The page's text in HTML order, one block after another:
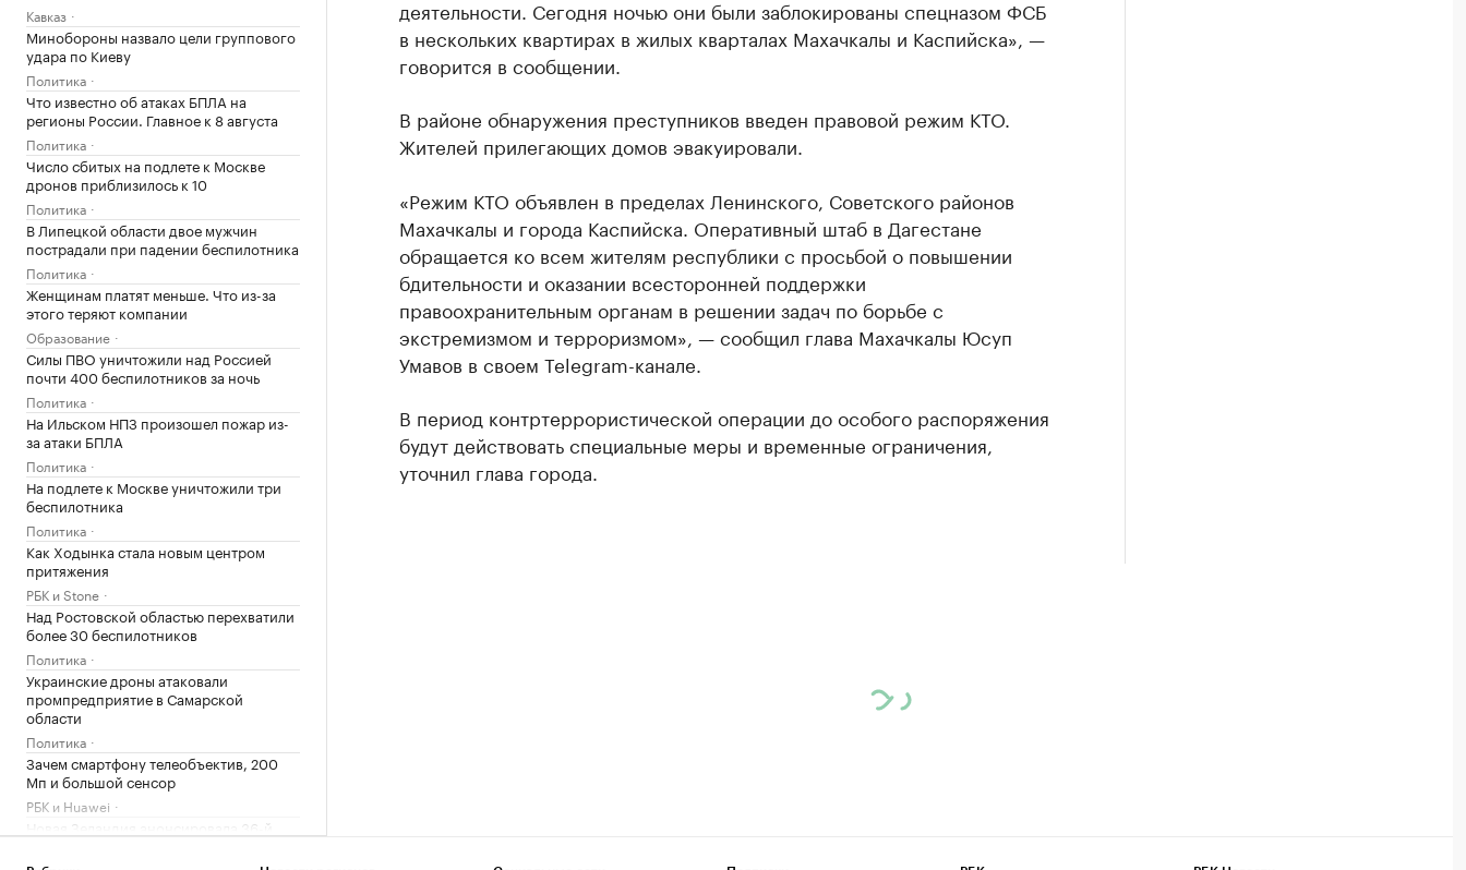
Кавказ
Минобороны назвало цели группового
удара по Киеву
Политика
Что известно об атаках БПЛА на
регионы России. Главное к 8 августа
Политика
Число сбитых на подлете к Москве
дронов приблизилось к 10
Политика
В Липецкой области двое мужчин
пострадали при падении беспилотника
Политика
Женщинам платят меньше. Что из-за
этого теряют компании
Образование
Силы ПВО уничтожили над Россией
почти 400 беспилотников за ночь
Политика
На Ильском НПЗ произошел пожар из-
за атаки БПЛА
Политика
На подлете к Москве уничтожили три
беспилотника
Политика
Как Ходынка стала новым центром
притяжения
РБК и Stone
Над Ростовской областью перехватили
более 30 беспилотников
Политика
Украинские дроны атаковали
промпредприятие в Самарской
области
Политика
Зачем смартфону телеобъектив, 200
Мп и большой сенсор
РБК и Huawei
Новая Зеландия анонсировала 36-й
деятельности. Сегодня ночью они были заблокированы спецназом ФСБ
в нескольких квартирах в жилых кварталах Махачкалы и Каспийска», —
говорится в сообщении.
В районе обнаружения преступников введен правовой режим КТО.
Жителей прилегающих домов эвакуировали.
«Режим КТО объявлен в пределах Ленинского, Советского районов
Махачкалы и города Каспийска. Оперативный штаб в Дагестане
обращается ко всем жителям республики с просьбой о повышении
бдительности и оказании всесторонней поддержки
правоохранительным органам в решении задач по борьбе с
экстремизмом и терроризмом», — сообщил глава Махачкалы Юсуп
Умавов в своем Telegram-канале.
В период контртеррористической операции до особого распоряжения
будут действовать специальные меры и временные ограничения,
уточнил глава города.